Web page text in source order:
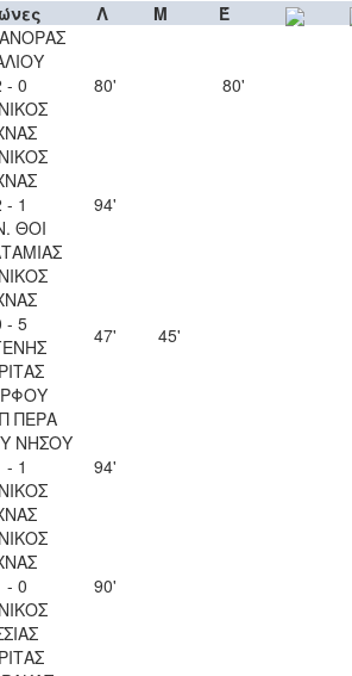
Λ Μ
Έ
- 0
80' 80'
- 1
ΘΟΙ
94'
- 5
47' 45'
ΠΕΡΑ
ΝΗΣΟΥ
- 1
94'
- 0
90'